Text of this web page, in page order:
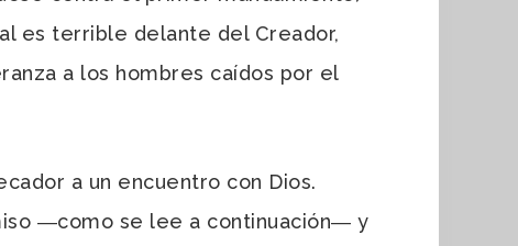
es terrible delante del Creador,
a los hombres caídos por el
a un encuentro con Dios.
―como se lee a continuación― y